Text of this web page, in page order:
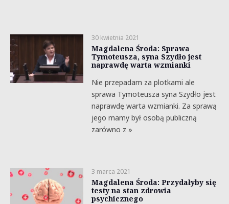
30 kwietnia 2021
Magdalena Środa: Sprawa
Tymoteusza, syna Szydło jest
naprawdę warta wzmianki
Nie przepadam za plotkami ale
sprawa Tymoteusza syna Szydło jest
naprawdę warta wzmianki. Za sprawą
jego mamy był osobą publiczną
zarówno z »
3 marca 2021
Magdalena Środa: Przydałyby się
testy na stan zdrowia
psychicznego